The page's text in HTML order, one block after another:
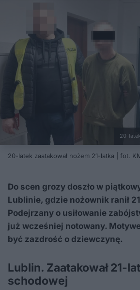
20-
20-latek zaatakował nożem 21-latka | fot.
Do scen grozy doszło w
Lublinie, gdzie nożownik ranił
Podejrzany o usiłowanie
już wcześniej notowany.
być zazdrość o dziewczynę.
Lublin. Zaatakował 21-
schodowej